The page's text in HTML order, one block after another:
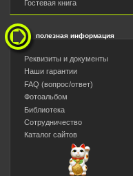
Гостевая книга
полезная информация
Реквизиты и документы
Наши гарантии
FAQ (вопрос/ответ)
Фотоальбом
Библиотека
Сотрудничество
Каталог сайтов